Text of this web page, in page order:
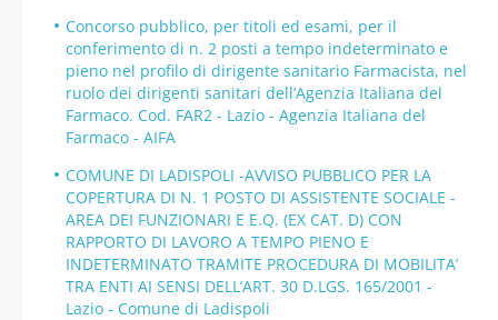
Concorso pubblico, per titoli ed esami, per il
conferimento di n. 2 posti a tempo indeterminato e
pieno nel profilo di dirigente sanitario Farmacista, nel
ruolo dei dirigenti sanitari dell’Agenzia Italiana del
Farmaco. Cod. FAR2 - Lazio - Agenzia Italiana del
Farmaco - AIFA
COMUNE DI LADISPOLI -AVVISO PUBBLICO PER LA
COPERTURA DI N. 1 POSTO DI ASSISTENTE SOCIALE -
AREA DEI FUNZIONARI E E.Q. (EX CAT. D) CON
RAPPORTO DI LAVORO A TEMPO PIENO E
INDETERMINATO TRAMITE PROCEDURA DI MOBILITA’
TRA ENTI AI SENSI DELL’ART. 30 D.LGS. 165/2001 -
Lazio - Comune di Ladispoli